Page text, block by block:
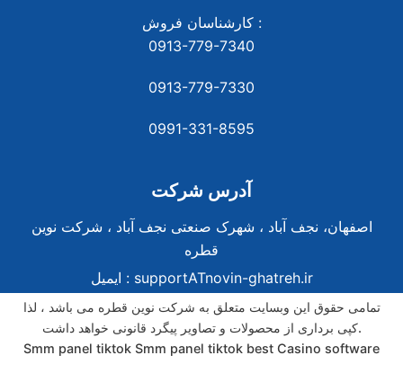
کارشناسان فروش :
0913-779-7340
0913-779-7330
0991-331-8595
آدرس شرکت
اصفهان، نجف آباد ، شهرک صنعتی نجف آباد ، شرکت نوین
قطره
ایمیل : supportATnovin-ghatreh.ir
تمامی حقوق این وبسایت متعلق به شرکت نوین قطره می باشد ، لذا
کپی برداری از محصولات و تصاویر پیگرد قانونی خواهد داشت.
Smm panel tiktok Smm panel tiktok best Casino software